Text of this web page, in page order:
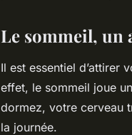
Le sommeil, un
Il est essentiel d’attirer
effet, le sommeil joue
dormez, votre cerveau
la journée.